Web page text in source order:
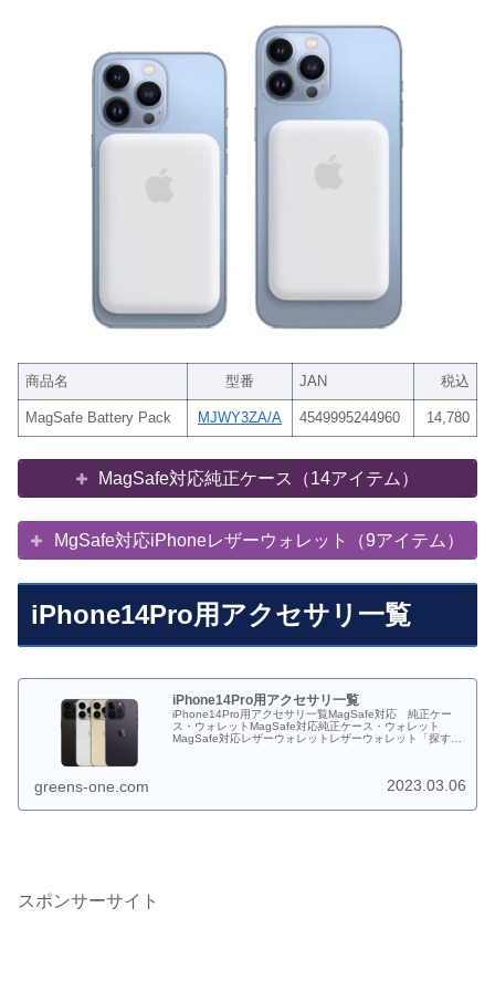
商品名 型番 JAN 税込
MagSafe Battery Pack MJWY3ZA/A 4549995244960 14,780
MagSafe対応純正ケース（14アイテム）
MgSafe対応iPhoneレザーウォレット（9アイテム）
iPhone14Pro用アクセサリ一覧
iPhone14Pro用アクセサリ一覧
iPhone14Pro用アクセサリ一覧MagSafe対応 純正ケー
ス・ウォレットMagSafe対応純正ケース・ウォレット
MagSafe対応レザーウォレットレザーウォレット「探す」
greens-one.com 2023.03.06
スポンサーサイト